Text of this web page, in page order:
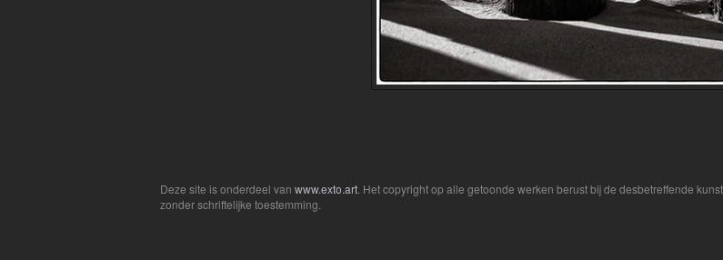
Deze site is onderdeel van www.exto.art . Het copyright op alle getoonde werken berust bij de desbetreffende
zonder schriftelijke toestemming.